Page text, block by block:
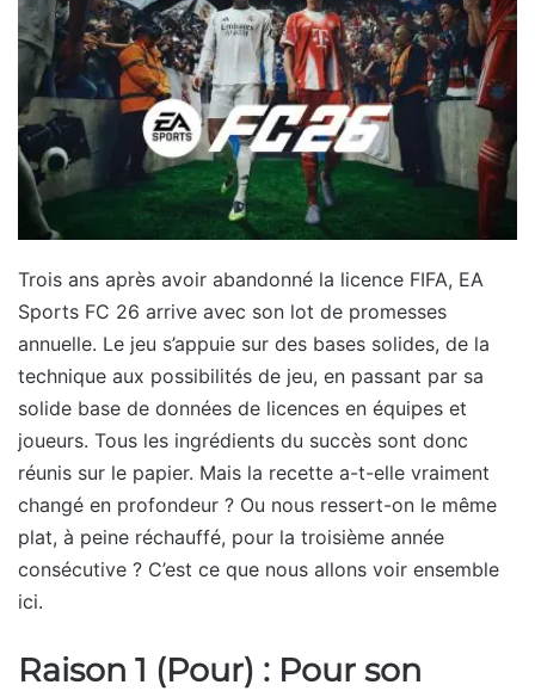
Trois ans après avoir abandonné la licence FIFA, EA
Sports FC 26 arrive avec son lot de promesses
annuelle. Le jeu s’appuie sur des bases solides, de la
technique aux possibilités de jeu, en passant par sa
solide base de données de licences en équipes et
joueurs. Tous les ingrédients du succès sont donc
réunis sur le papier. Mais la recette a-t-elle vraiment
changé en profondeur ? Ou nous ressert-on le même
plat, à peine réchauffé, pour la troisième année
consécutive ? C’est ce que nous allons voir ensemble
ici.
Raison 1 (Pour) : Pour son